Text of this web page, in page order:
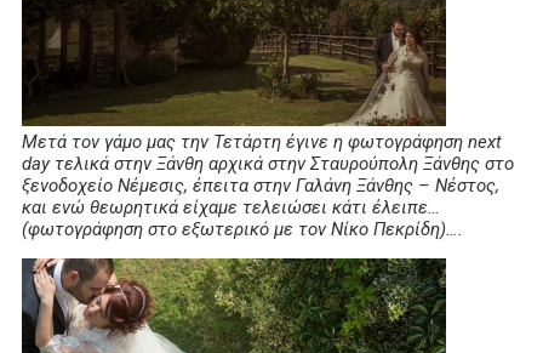
Μετά τον γάμο μας την Τετάρτη έγινε η φωτογράφηση next
day τελικά στην Ξάνθη αρχικά στην Σταυρούπολη Ξάνθης στο
ξενοδοχείο Νέμεσις, έπειτα στην Γαλάνη Ξάνθης – Νέστος,
και ενώ θεωρητικά είχαμε τελειώσει κάτι έλειπε…
(φωτογράφηση στο εξωτερικό με τον Νίκο Πεκρίδη)….